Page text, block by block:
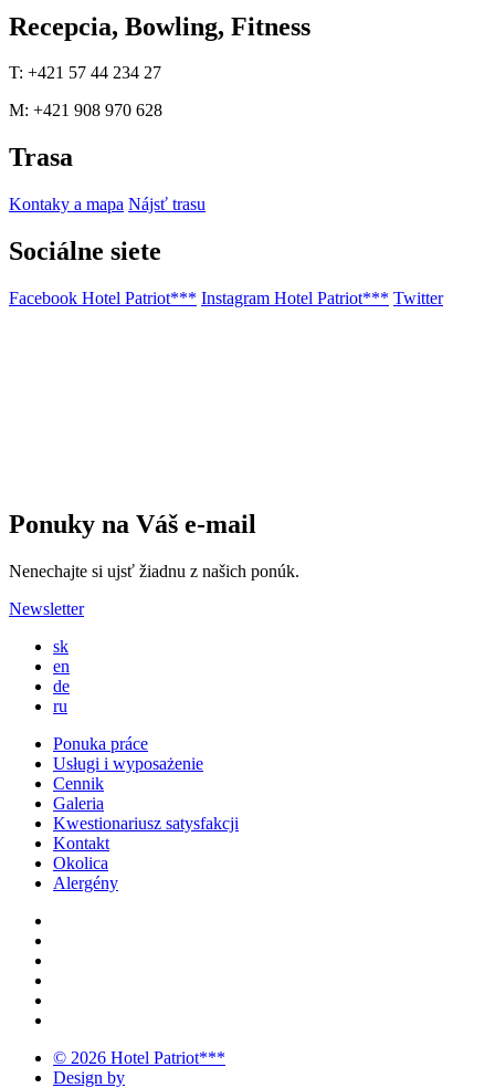
Recepcia, Bowling, Fitness
T: +421 57 44 234 27
M: +421 908 970 628
Trasa
Kontaky a mapa Nájsť trasu
Sociálne siete
Facebook Hotel Patriot*** Instagram Hotel Patriot*** Twitter
Ponuky na Váš e-mail
Nenechajte si ujsť žiadnu z našich ponúk.
Newsletter
sk
en
de
ru
Ponuka práce
Usługi i wyposażenie
Cennik
Galeria
Kwestionariusz satysfakcji
Kontakt
Okolica
Alergény
© 2026 Hotel Patriot***
Design by